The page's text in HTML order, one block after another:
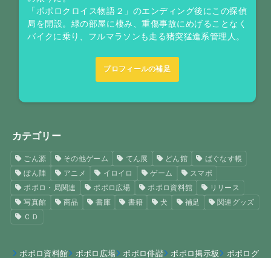
「ポポロクロイス物語２」のエンディング後にこの探偵
局を開設。緑の部屋に棲み、重傷事故にめげることなく
バイクに乗り、フルマラソンも走る猪突猛進系管理人。
プロフィールの補足
カテゴリー
ごん源 その他ゲーム てん展 どん館
ぱぐなす帳
ぼん陣
アニメ イロイロ ゲーム
スマポ
ポポロ・局関連
ポポロ広場 ポポロ資料館
リリース
写真館
商品 書庫 書籍 犬 補足
関連グッズ
ＣＤ
ポポロ資料館 ポポロ広場 ポポロ俳諧 ポポロ掲示板 ポポログ